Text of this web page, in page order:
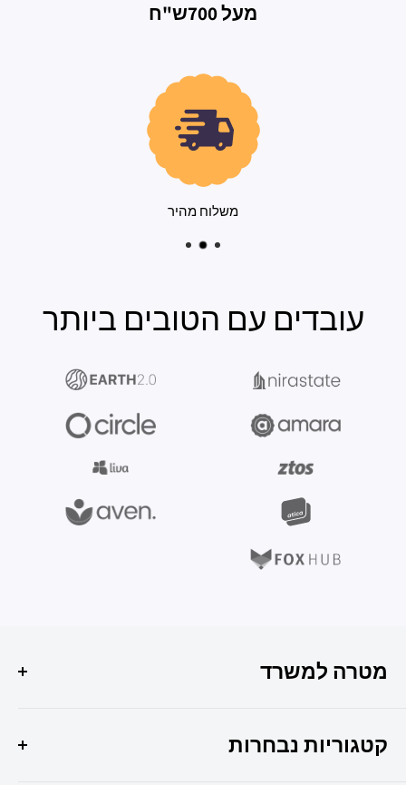
מעל 700ש"ח
משלוח מהיר
עובדים עם הטובים ביותר
מטרה למשרד
ומקצועיות במקום אחד !
קטגוריות נבחרות